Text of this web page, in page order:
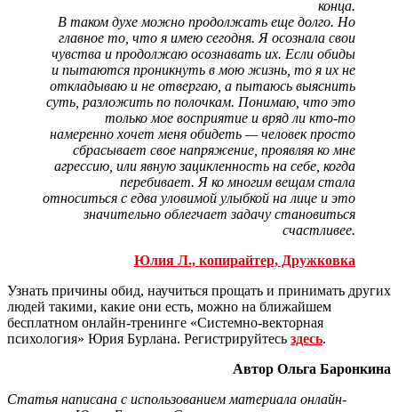
конца.
В таком духе можно продолжать еще долго. Но
главное то, что я имею сегодня. Я осознала свои
чувства и продолжаю осознавать их. Если обиды
и пытаются проникнуть в мою жизнь, то я их не
откладываю и не отвергаю, а пытаюсь выяснить
суть, разложить по полочкам. Понимаю, что это
только мое восприятие и вряд ли кто-то
намеренно хочет меня обидеть — человек просто
сбрасывает свое напряжение, проявляя ко мне
агрессию, или явную зацикленность на себе, когда
перебивает. Я ко многим вещам стала
относиться с едва уловимой улыбкой на лице и это
значительно облегчает задачу становиться
счастливее.
Юлия Л., копирайтер, Дружковка
Узнать причины обид, научиться прощать и принимать других
людей такими, какие они есть, можно на ближайшем
бесплатном онлайн-тренинге «Системно-векторная
психология» Юрия Бурлана. Регистрируйтесь здесь.
Автор Ольга Баронкина
Статья написана с использованием материала онлайн-